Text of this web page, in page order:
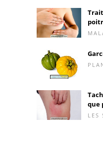
que
LES